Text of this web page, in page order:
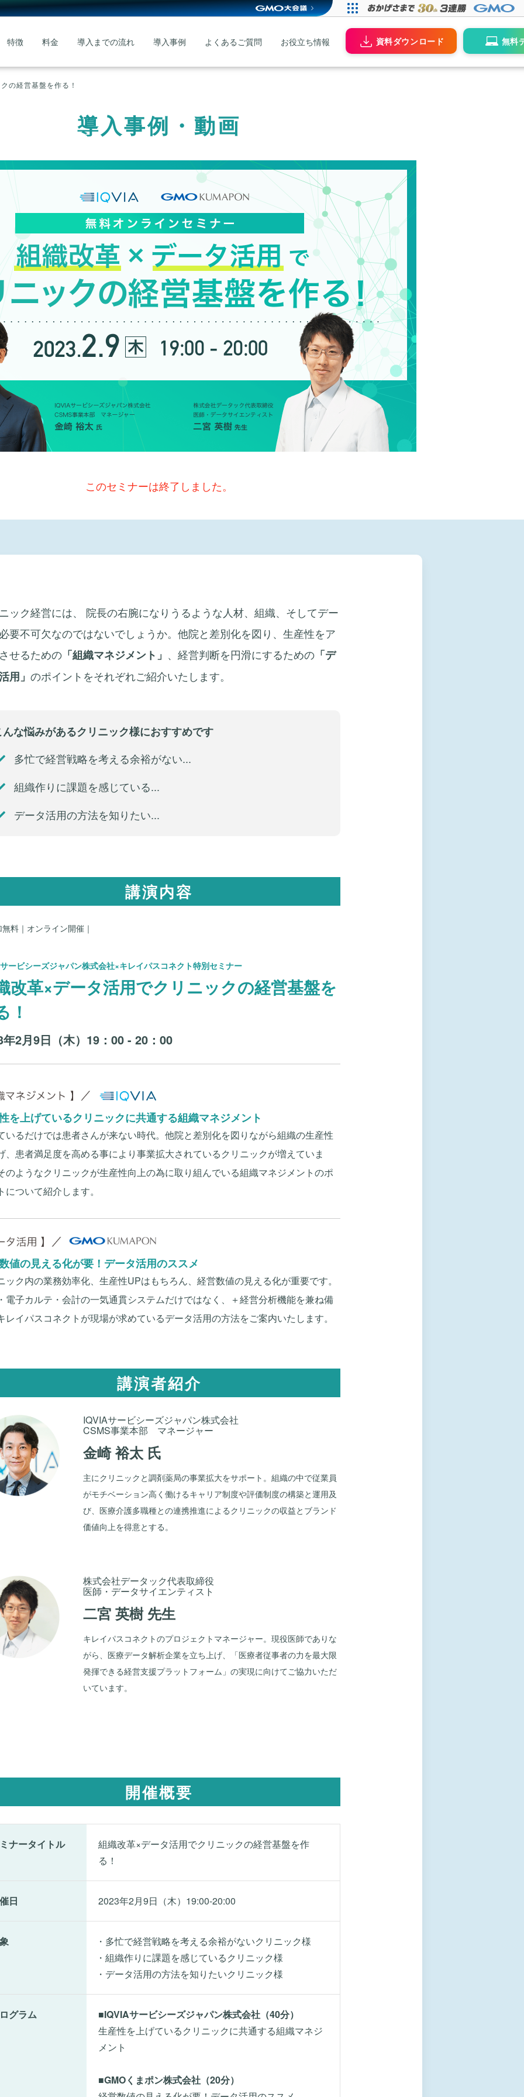
特徴 料金 導入までの流れ 導入事例 よくあるご質問 お役立ち情報 資料ダウンロード 無料
の経営基盤を作る！
導入事例・動画
このセミナーは終了しました。
ック経営には、 院長の右腕になりうるような人材、組織、そしてデー
要不可欠なのではないでしょうか。他院と差別化を図り、生産性をア
せるための 「組織マネジメント」 、経営判断を円滑にするための 「デ
用」 のポイントをそれぞれご紹介いたします。
んな悩みがあるクリニック様におすすめです
多忙で経営戦略を考える余裕がない...
組織作りに課題を感じている...
データ活用の方法を知りたい...
講演内容
料｜オンライン開催｜
ービシーズジャパン株式会社×キレイパスコネクト特別セミナー
改革×データ活用でクリニックの経営基盤を
！
2月9日（木） 19：00 - 20：00
を上げているクリニックに共通する組織マネジメント
いるだけでは患者さんが来ない時代。他院と差別化を図りながら組織の生産性
、患者満足度を高める事により事業拡大されているクリニックが増えていま
のようなクリニックが生産性向上の為に取り組んでいる組織マネジメントのポ
について紹介します。
値の見える化が要！データ活用のススメ
ック内の業務効率化、生産性UPはもちろん、経営数値の見える化が重要です。
電子カルテ・会計の一気通貫システムだけではなく、＋経営分析機能を兼ね備
レイパスコネクトが現場が求めているデータ活用の方法をご案内いたします。
講演者紹介
IQVIAサービシーズジャパン株式会社
CSMS事業本部 マネージャー
金崎 裕太 氏
主にクリニックと調剤薬局の事業拡大をサポート。組織の中で従業員
がモチベーション高く働けるキャリア制度や評価制度の構築と運用及
び、医療介護多職種との連携推進によるクリニックの収益とブランド
価値向上を得意とする。
株式会社データック代表取締役
医師・データサイエンティスト
二宮 英樹 先生
キレイパスコネクトのプロジェクトマネージャー。現役医師でありな
がら、医療データ解析企業を立ち上げ、「医療者従事者の力を最大限
発揮できる経営支援プラットフォーム」の実現に向けてご協力いただ
いています。
開催概要
ナータイトル
組織改革×データ活用でクリニックの経営基盤を作
る！
日 2023年2月9日（木）19:00-20:00
・多忙で経営戦略を考える余裕がないクリニック様
・組織作りに課題を感じているクリニック様
・データ活用の方法を知りたいクリニック様
グラム
■IQVIAサービシーズジャパン株式会社（40分）
生産性を上げているクリニックに共通する組織マネジ
メント
■GMOくまポン株式会社（20分）